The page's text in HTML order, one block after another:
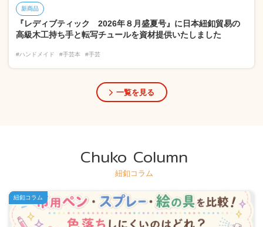
新商品
『レディブティック 2026年８月盛夏号』に日本紐釦貿易の
高級木工持ち手と転写チュールを資材提供いたしました
#ハンドメイド #手芸本 #手芸
一覧を見る
Chuko Column
紐釦コラム
紐釦コラム